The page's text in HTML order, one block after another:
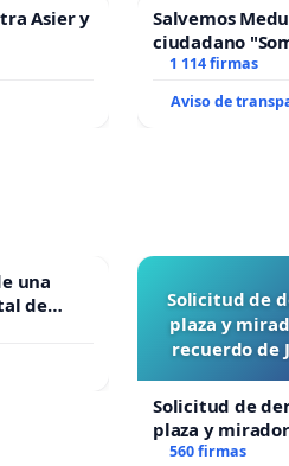
Asier y
Salvemos
ciudadano
1 114 firmas
Aviso de
una
de
Solicitud de
plaza y
recuerdo de
Solicitud de
plaza y
recuerdo de
560 firmas